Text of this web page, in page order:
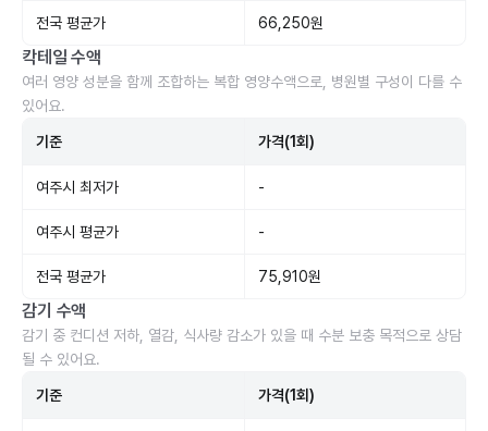
전국 평균가 66,250원
칵테일 수액
여러 영양 성분을 함께 조합하는 복합 영양수액으로, 병원별 구성이 다를 수
있어요.
기준 가격(1회)
여주시 최저가 -
여주시 평균가 -
전국 평균가 75,910원
감기 수액
감기 중 컨디션 저하, 열감, 식사량 감소가 있을 때 수분 보충 목적으로 상담
될 수 있어요.
기준 가격(1회)